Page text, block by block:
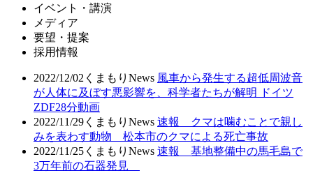
イベント・講演
メディア
要望・提案
採用情報
2022/12/02 くまもりNews 風車から発生する超低周波音
が人体に及ぼす悪影響を、科学者たちが解明 ドイツ
ZDF28分動画
2022/11/29 くまもりNews 速報 クマは噛むことで親し
みを表わす動物 松本市のクマによる死亡事故
2022/11/25 くまもりNews 速報 基地整備中の馬毛島で
3万年前の石器発見